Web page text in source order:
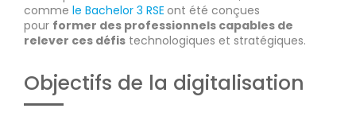
comme le Bachelor 3 RSE ont été conçues
pour former des professionnels capables de
relever ces défis technologiques et stratégiques.
Objectifs de la digitalisation